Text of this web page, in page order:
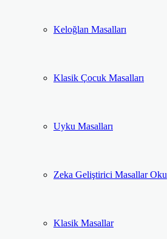
Keloğlan Masalları
Klasik Çocuk Masalları
Uyku Masalları
Zeka Geliştirici Masallar Oku
Klasik Masallar